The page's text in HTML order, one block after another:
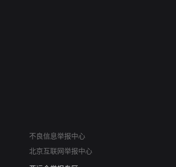
不良信息举报中心
北京互联网举报中心
算法推荐专项举报